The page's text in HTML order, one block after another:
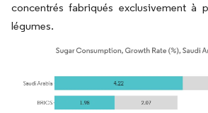
concentrés fabriqués exclusivement à
légumes.